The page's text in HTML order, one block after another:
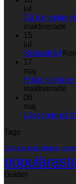
jul
Så här mäter
inaktiverade
15
jul
Skötselråd
17
maj
Hittar ni inte
inaktiverade
06
maj
Lägst pris på
Tags
Dickson populäraste
Guider